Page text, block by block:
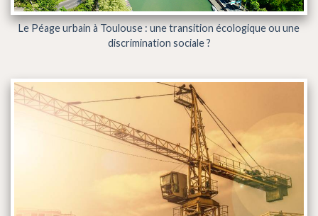
Le Péage urbain à Toulouse : une transition écologique ou une
discrimination sociale ?